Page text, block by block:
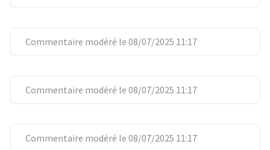
Commentaire modéré le 08/07/2025 11:17
Commentaire modéré le 08/07/2025 11:17
Commentaire modéré le 08/07/2025 11:17